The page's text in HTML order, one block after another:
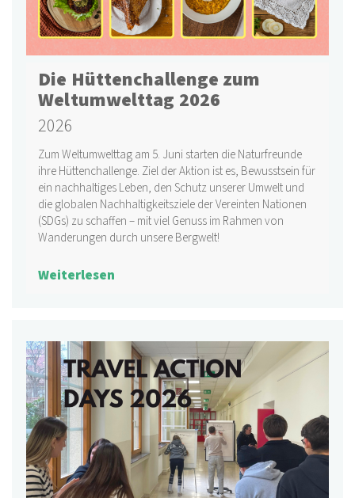
Die Hüttenchallenge zum
Weltumwelttag 2026
2026
Zum Weltumwelttag am 5. Juni starten die Naturfreunde
ihre Hüttenchallenge. Ziel der Aktion ist es, Bewusstsein für
ein nachhaltiges Leben, den Schutz unserer Umwelt und
die globalen Nachhaltigkeitsziele der Vereinten Nationen
(SDGs) zu schaffen – mit viel Genuss im Rahmen von
Wanderungen durch unsere Bergwelt!
Weiterlesen